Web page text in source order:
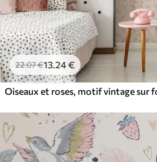
22.07€13.24€